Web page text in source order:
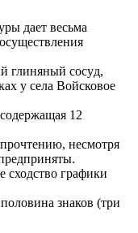
дает весьма
глиняный сосyд,
y села Войсковое
12
несмотpя
сходство гpафики
знаков (тpи